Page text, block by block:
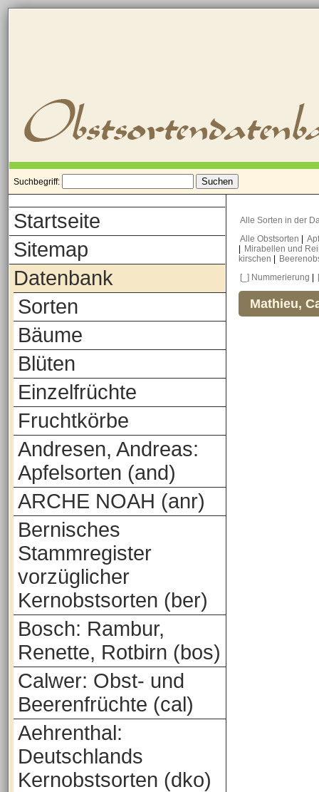
Suchbegriff:
Startseite
Sitemap
Datenbank
Sorten
Bäume
Blüten
Einzelfrüchte
Fruchtkörbe
Andresen, Andreas:
Apfelsorten (and)
ARCHE NOAH (anr)
Bernisches
Stammregister
vorzüglicher
Kernobstsorten (ber)
Bosch: Rambur,
Renette, Rotbirn (bos)
Calwer: Obst- und
Beerenfrüchte (cal)
Aehrenthal:
Deutschlands
Kernobstsorten (dko)
Alle Sorten in der
Alle Obstsorten
Mirabellen und
kirschen
[_] Nummerierung
Mathieu,